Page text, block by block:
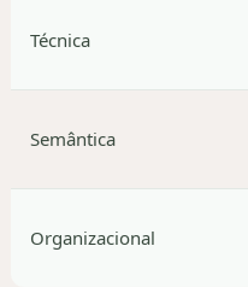
Técnica
Semântica
Organizacional